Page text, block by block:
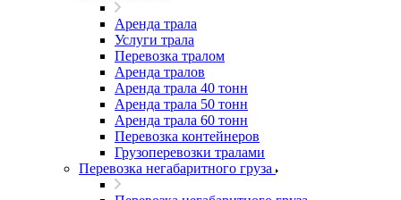
Аренда трала
Услуги трала
Перевозка тралом
Аренда тралов
Аренда трала 40 тонн
Аренда трала 50 тонн
Аренда трала 60 тонн
Перевозка контейнеров
Грузоперевозки тралами
Перевозка негабаритного груза